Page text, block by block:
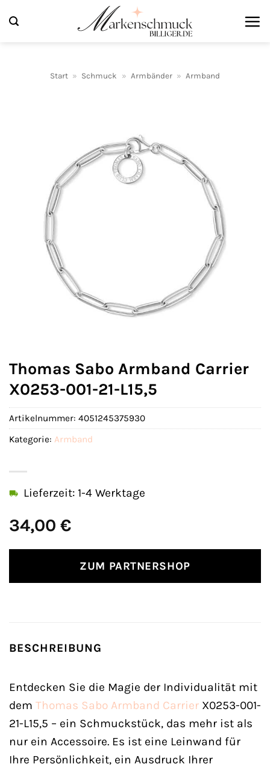
Inhalt
Start » Schmuck » Armbänder » Armband
Thomas Sabo Armband Carrier
X0253-001-21-L15,5
34,00 €
Lieferzeit: 1-4 Werktage
ZUM PARTNERSHOP
Artikelnummer: 4051245375930
Kategorie: Armband
BESCHREIBUNG
Entdecken Sie die Magie der Individualität mit
dem Thomas Sabo Armband Carrier X0253-001-
21-L15,5 – ein Schmuckstück, das mehr ist als
nur ein Accessoire. Es ist eine Leinwand für
Ihre Persönlichkeit, ein Ausdruck Ihrer